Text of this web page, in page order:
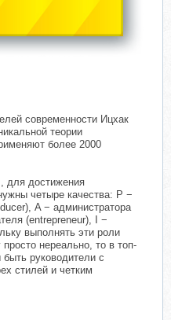
современности Ицхак
теории
более 2000
для достижения
четыре качества: P −
A − администратора
(entrepreneur), I −
выполнять эти роли
нереально, то в топ-
руководители с
стилей и четким